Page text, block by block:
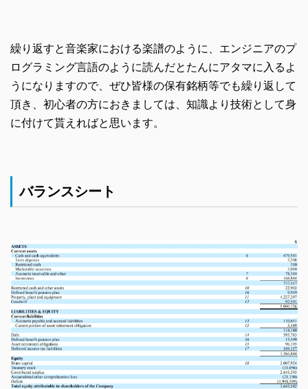
繰り返すと音楽家における楽譜のように、エンジニアのプ
ログラミング言語のように読んだとたんにアタマに入るよ
うになりますので、ぜひ皆様の保有銘柄等でも繰り返して
頂き、初心者の方におきましては、知識より技術として身
に付けて貰えればと思います。
バランスシート